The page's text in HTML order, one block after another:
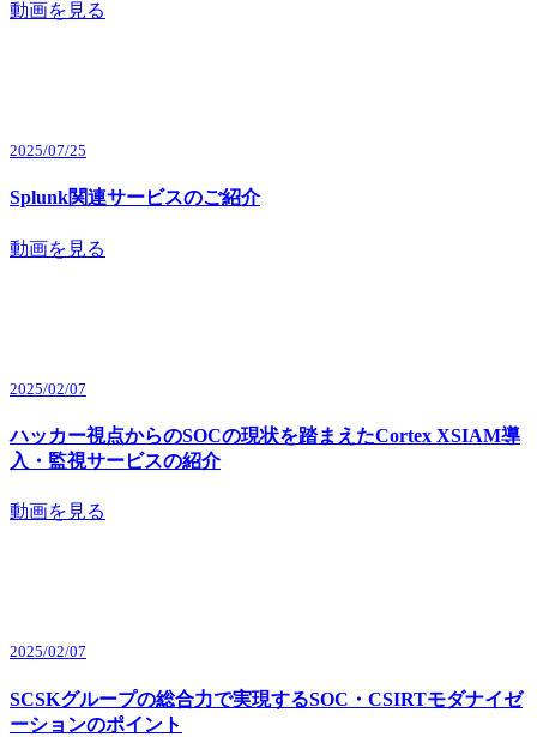
動画を見る
2025/07/25
Splunk関連サービスのご紹介
動画を見る
2025/02/07
ハッカー視点からのSOCの現状を踏まえたCortex XSIAM導
入・監視サービスの紹介
動画を見る
2025/02/07
SCSKグループの総合力で実現するSOC・CSIRTモダナイゼ
ーションのポイント